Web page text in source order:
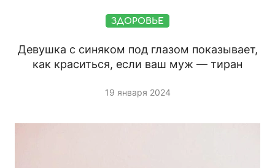
ЗДОРОВЬЕ
Девушка с синяком под глазом показывает,
как краситься, если ваш муж — тиран
19 января 2024